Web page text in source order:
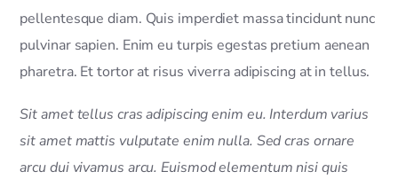
pellentesque diam. Quis imperdiet massa tincidunt nunc
pulvinar sapien. Enim eu turpis egestas pretium aenean
pharetra. Et tortor at risus viverra adipiscing at in tellus.
Sit amet tellus cras adipiscing enim eu. Interdum varius
sit amet mattis vulputate enim nulla. Sed cras ornare
arcu dui vivamus arcu. Euismod elementum nisi quis